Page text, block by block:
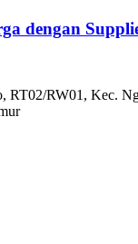
dengan
RT02/RW01, Kec.